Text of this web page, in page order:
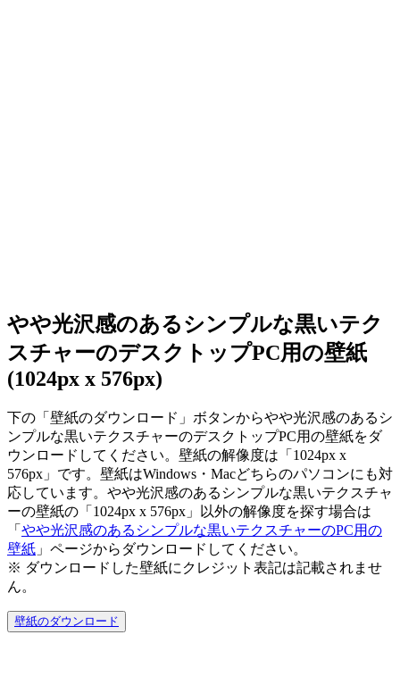
やや光沢感のあるシンプルな黒いテク
スチャーのデスクトップPC用の壁紙
(1024px x 576px)
下の「壁紙のダウンロード」ボタンからやや光沢感のあるシ
ンプルな黒いテクスチャーのデスクトップPC用の壁紙をダ
ウンロードしてください。壁紙の解像度は「1024px x
576px」です。壁紙はWindows・Macどちらのパソコンにも対
応しています。やや光沢感のあるシンプルな黒いテクスチャ
ーの壁紙の「1024px x 576px」以外の解像度を探す場合は
「 やや光沢感のあるシンプルな黒いテクスチャーのPC用の
壁紙 」ページからダウンロードしてください。
※ ダウンロードした壁紙に クレジット表記は記載されませ
ん。
壁紙のダウンロード